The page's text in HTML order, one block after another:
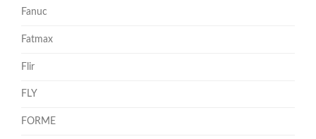
Fanuc
Fatmax
Flir
FLY
FORME